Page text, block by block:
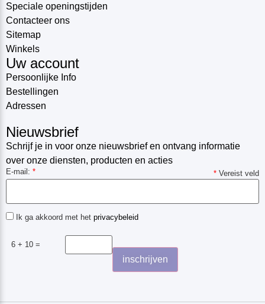
Speciale openingstijden
Contacteer ons
Sitemap
Winkels
Uw account
Persoonlijke Info
Bestellingen
Adressen
Nieuwsbrief
Schrijf je in voor onze nieuwsbrief en ontvang informatie
over onze diensten, producten en acties
* Vereist veld
E-mail: *
Ik ga akkoord met het privacybeleid
6 + 10 =